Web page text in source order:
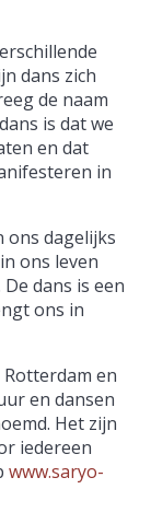
dans zich
de naam
is dat we
en dat
in
ons dagelijks
ons leven
dans is een
ons in
en
en dansen
Het zijn
iedereen
www.saryo-